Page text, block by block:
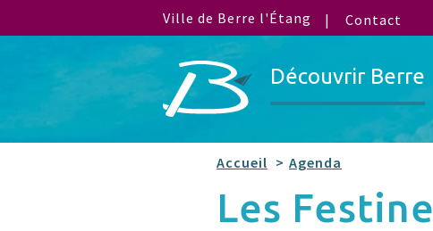
Ville de Berre l'Étang Contact
Découvrir Berre
Accueil Agenda
Les